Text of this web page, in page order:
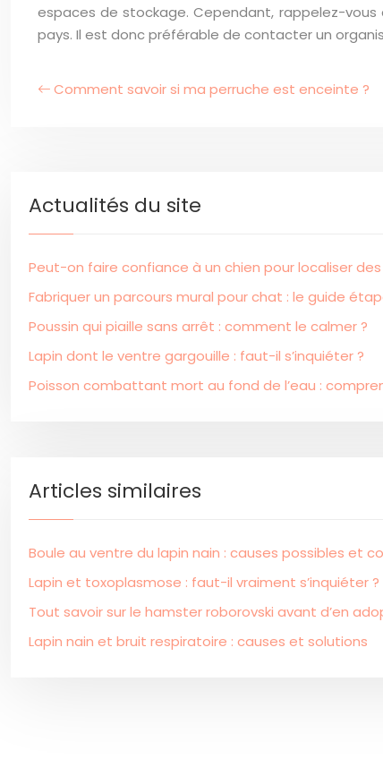
espaces de stockage. Cependant, rappelez-
pays. Il est donc préférable de contacter un
Comment savoir si ma perruche est enceinte ?
Actualités du site
Peut-on faire confiance à un chien pour localiser
Fabriquer un parcours mural pour chat : le guide
Poussin qui piaille sans arrêt : comment le calmer ?
Lapin dont le ventre gargouille : faut-il s’inquiéter ?
Poisson combattant mort au fond de l’eau :
Articles similaires
Boule au ventre du lapin nain : causes possibles et
Lapin et toxoplasmose : faut-il vraiment s’inquiéter ?
Tout savoir sur le hamster roborovski avant d’en
Lapin nain et bruit respiratoire : causes et solutions